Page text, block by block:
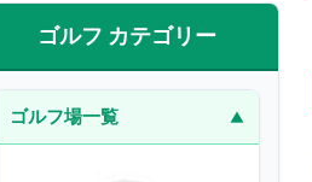
ゴルフ カテゴリー
ゴルフ場一覧 ▼